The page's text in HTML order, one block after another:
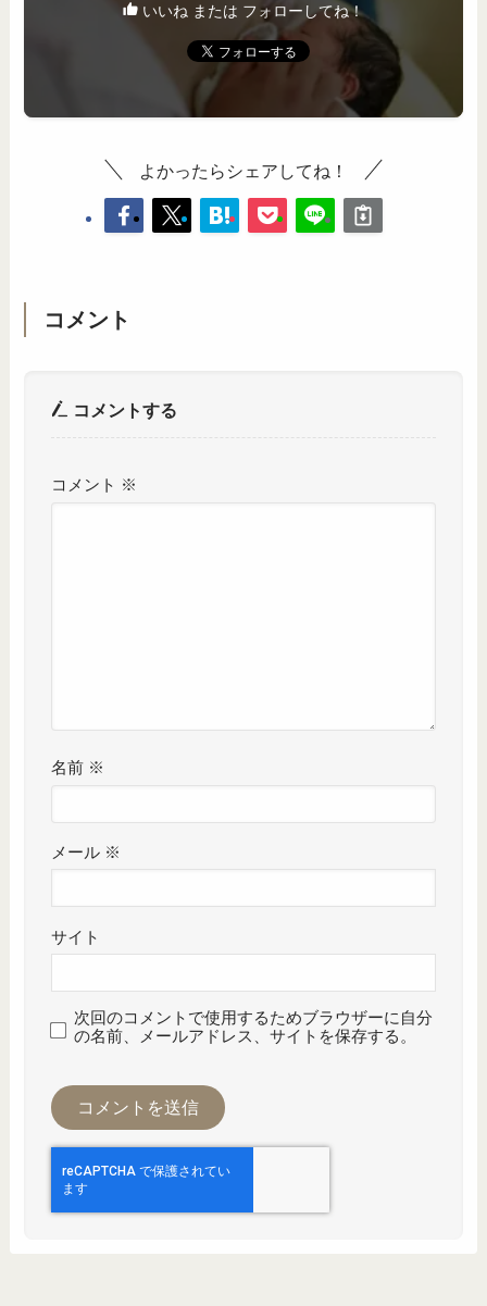
いいね または フォローしてね！
よかったらシェアしてね！
コメント
コメントする
コメント ※
名前 ※
メール ※
サイト
次回のコメントで使用するためブラウザーに自分
の名前、メールアドレス、サイトを保存する。